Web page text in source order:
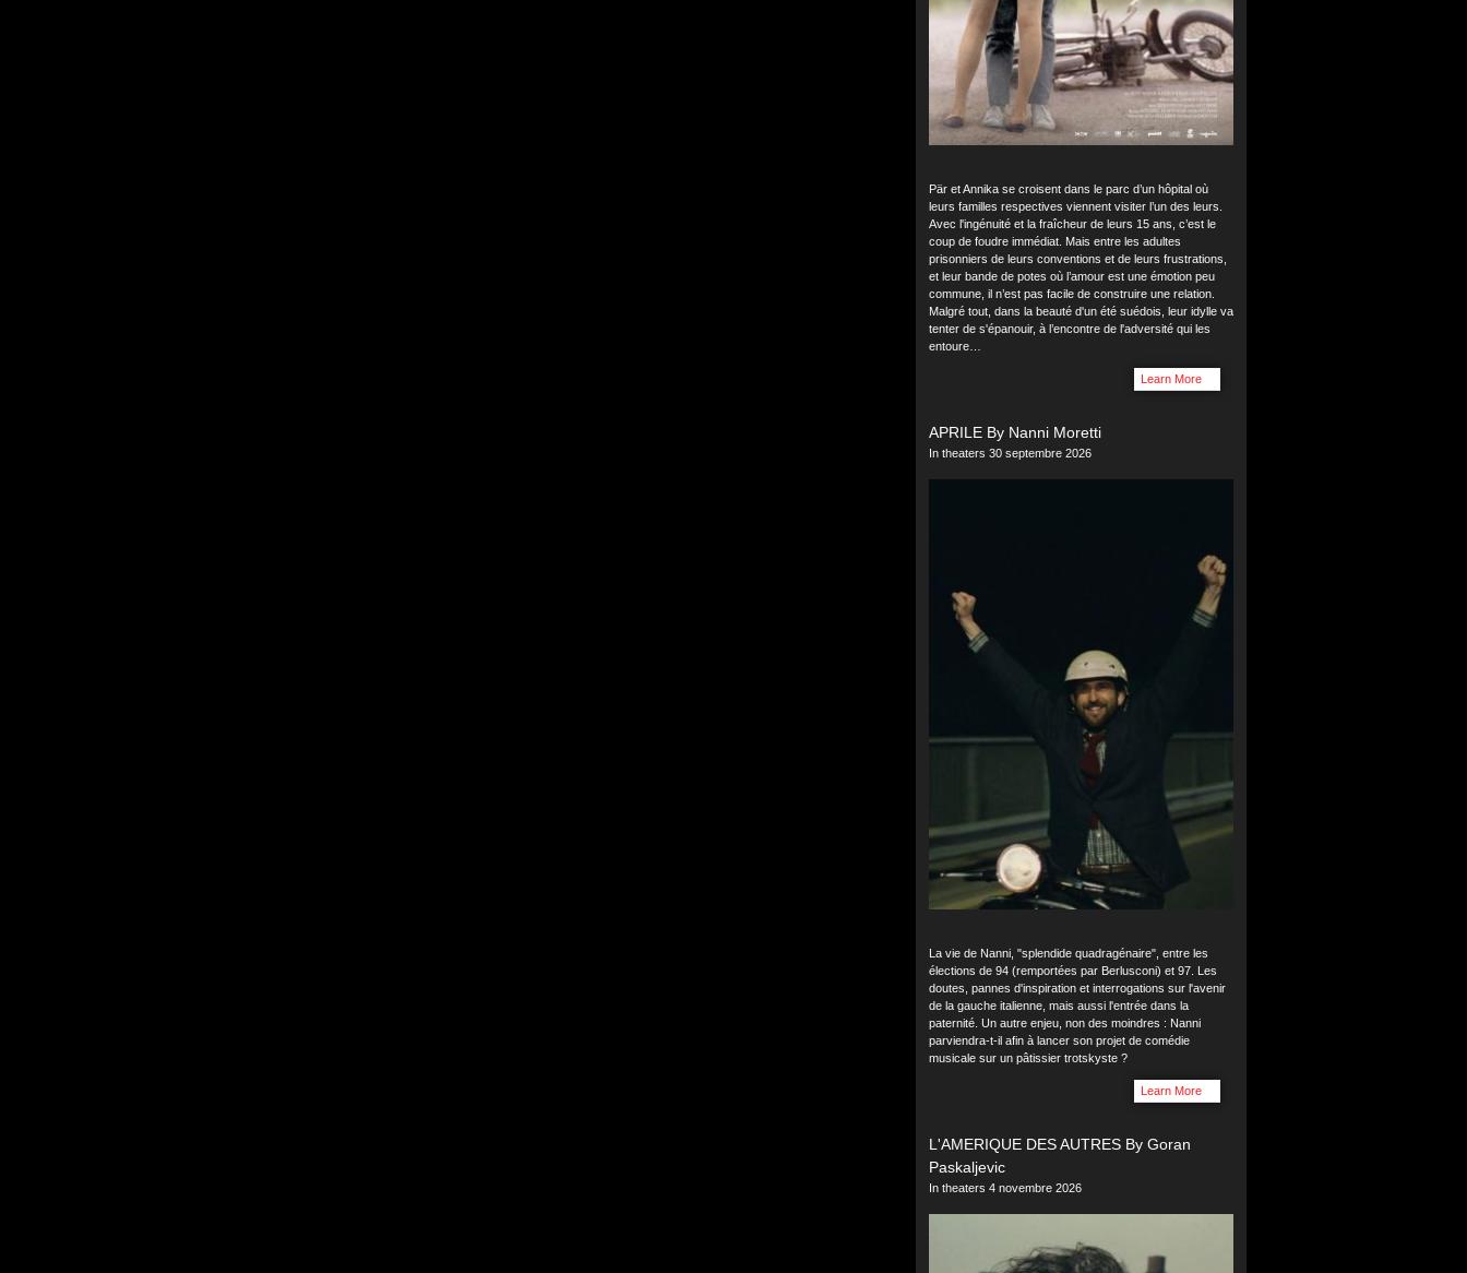
Pär et Annika se croisent dans le parc d’un hôpital où
leurs familles respectives viennent visiter l’un des leurs.
Avec l'ingénuité et la fraîcheur de leurs 15 ans, c’est le
coup de foudre immédiat. Mais entre les adultes
prisonniers de leurs conventions et de leurs frustrations,
et leur bande de potes où l’amour est une émotion peu
commune, il n’est pas facile de construire une relation.
Malgré tout, dans la beauté d'un été suédois, leur idylle va
tenter de s'épanouir, à l’encontre de l'adversité qui les
entoure…
Learn More
APRILE By Nanni Moretti
In theaters 30 septembre 2026
La vie de Nanni, "splendide quadragénaire", entre les
élections de 94 (remportées par Berlusconi) et 97. Les
doutes, pannes d'inspiration et interrogations sur l'avenir
de la gauche italienne, mais aussi l'entrée dans la
paternité. Un autre enjeu, non des moindres : Nanni
parviendra-t-il afin à lancer son projet de comédie
musicale sur un pâtissier trotskyste ?
Learn More
L'AMERIQUE DES AUTRES By Goran
Paskaljevic
In theaters 4 novembre 2026